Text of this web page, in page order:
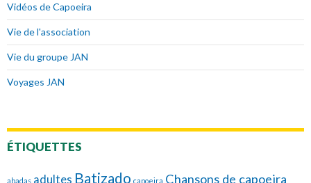
Vidéos de Capoeira
Vie de l'association
Vie du groupe JAN
Voyages JAN
ÉTIQUETTES
abadas adultes Batizado capoeira Chansons de capoeira